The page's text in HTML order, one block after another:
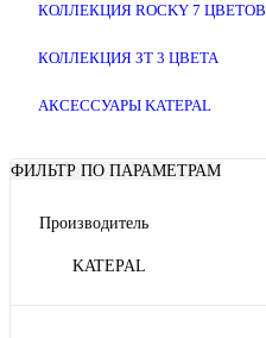
КОЛЛЕКЦИЯ ROCKY 7 ЦВЕТОВ
КОЛЛЕКЦИЯ ЗТ 3 ЦВЕТА
АКСЕССУАРЫ KATEPAL
ФИЛЬТР ПО ПАРАМЕТРАМ
Производитель
KATEPAL